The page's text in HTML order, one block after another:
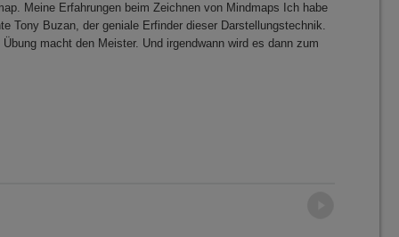
Meine Erfahrungen beim Zeichnen von Mindmaps Ich habe
Tony Buzan, der geniale Erfinder dieser Darstellungstechnik.
macht den Meister. Und irgendwann wird es dann zum